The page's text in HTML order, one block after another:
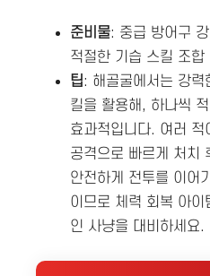
준비물: 중급 방어구
적절한 기습 스킬 조합
팁: 해골굴에서는 강
킬을 활용해, 하나씩
효과적입니다. 여러
공격으로 빠르게 처치
안전하게 전투를 이어
이므로 체력 회복 아
인 사냥을 대비하세요.